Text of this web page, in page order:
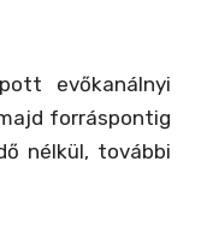
evőkanálnyi
majd forráspontig
nélkül, további